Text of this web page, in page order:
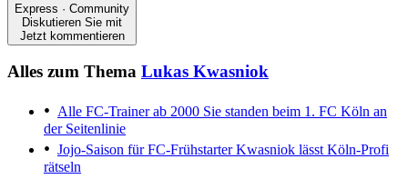
Express · Community
Diskutieren Sie mit
Jetzt kommentieren
Alles zum Thema Lukas Kwasniok
Alle FC-Trainer ab 2000 Sie standen beim 1. FC Köln an
der Seitenlinie
Jojo-Saison für FC-FrühstarterKwasniok lässt Köln-Profi
rätseln